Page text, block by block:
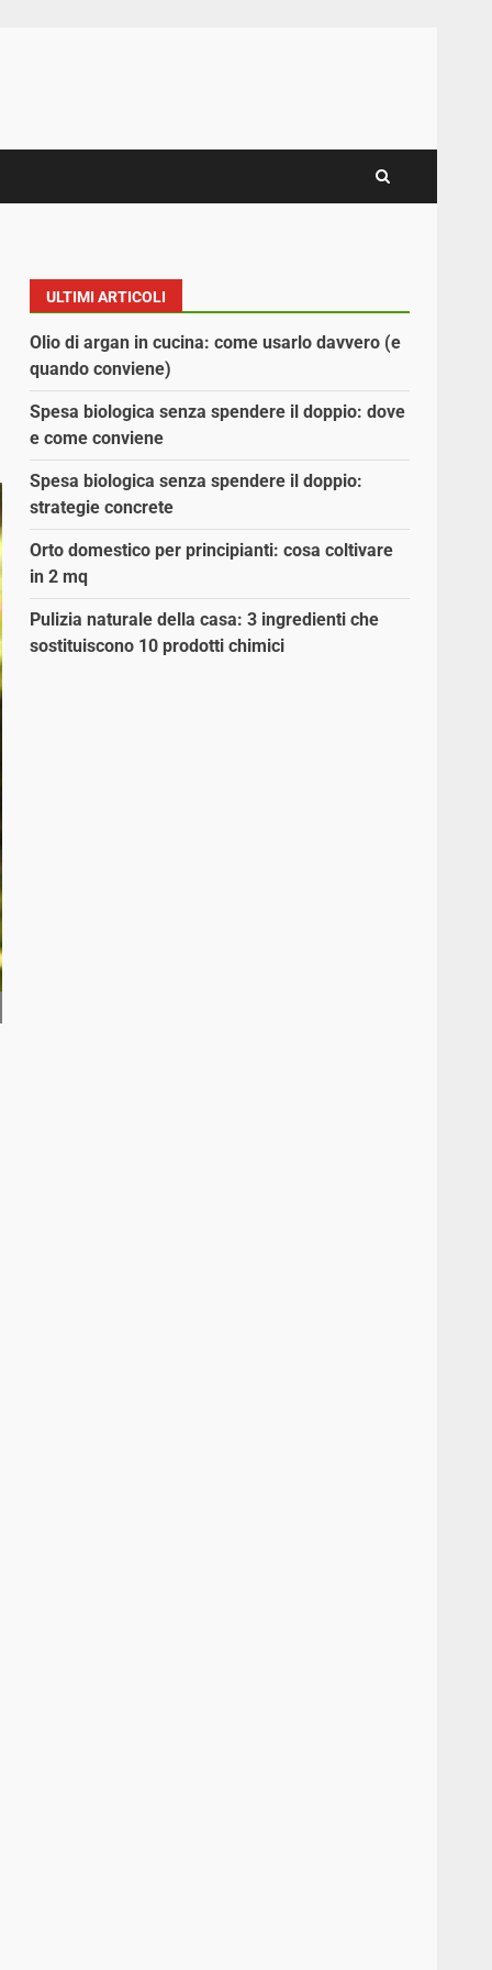
ULTIMI ARTICOLI
Olio di argan in cucina: come usarlo davvero (e
quando conviene)
Spesa biologica senza spendere il doppio: dove
e come conviene
Spesa biologica senza spendere il doppio:
strategie concrete
Orto domestico per principianti: cosa coltivare
in 2 mq
Pulizia naturale della casa: 3 ingredienti che
sostituiscono 10 prodotti chimici